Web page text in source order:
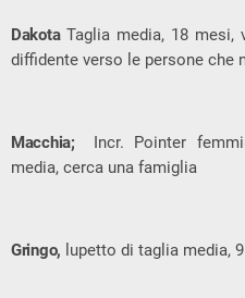
Dakota Taglia media, 18 mesi,
diffidente verso le persone che
Macchia; Incr. Pointer
media, cerca una famiglia
Gringo, lupetto di taglia media,